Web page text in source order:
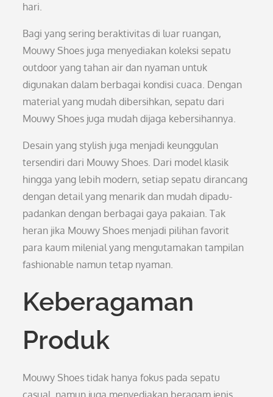
hari.
Bagi yang sering beraktivitas di luar ruangan,
Mouwy Shoes juga menyediakan koleksi sepatu
outdoor yang tahan air dan nyaman untuk
digunakan dalam berbagai kondisi cuaca. Dengan
material yang mudah dibersihkan, sepatu dari
Mouwy Shoes juga mudah dijaga kebersihannya.
Desain yang stylish juga menjadi keunggulan
tersendiri dari Mouwy Shoes. Dari model klasik
hingga yang lebih modern, setiap sepatu dirancang
dengan detail yang menarik dan mudah dipadu-
padankan dengan berbagai gaya pakaian. Tak
heran jika Mouwy Shoes menjadi pilihan favorit
para kaum milenial yang mengutamakan tampilan
fashionable namun tetap nyaman.
Keberagaman
Produk
Mouwy Shoes tidak hanya fokus pada sepatu
casual, namun juga menyediakan beragam jenis